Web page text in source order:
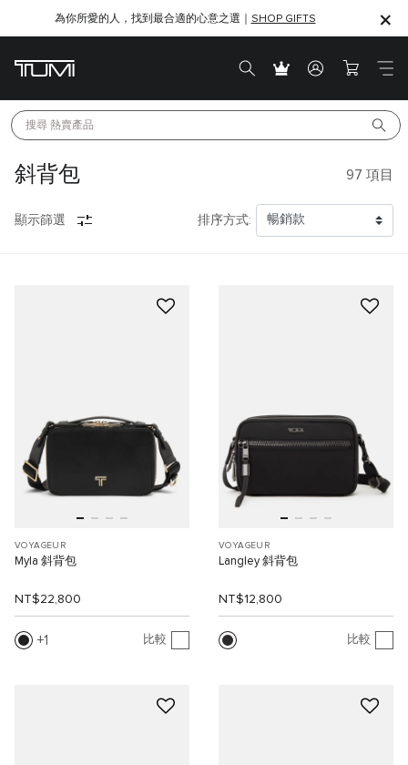
SHOP GIFTS
為你所愛的人，找到最合適的心意之選｜ SHOP GIFTS
搜尋 熱賣產品
斜背包 97 項目
顯示篩選 排序方式:
VOYAGEUR
Myla 斜背包
NT$22,800
1 比較
VOYAGEUR
Langley 斜背包
NT$12,800
比較